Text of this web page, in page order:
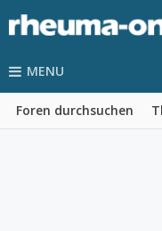
MENU
Foren durchsuchen